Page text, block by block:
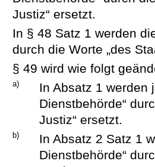
Justiz“ ersetzt.
In § 48 Satz 1 werden
durch die Worte „des
§ 49 wird wie folgt
a)
In Absatz 1 werden
Dienstbehörde“
Justiz“ ersetzt.
b)
In Absatz 2 Satz 1
Dienstbehörde“